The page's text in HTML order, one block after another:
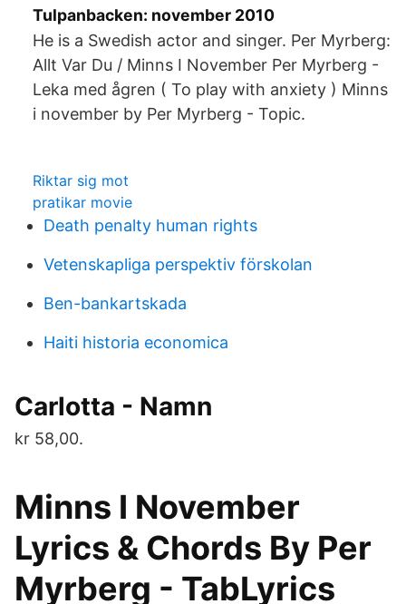
Tulpanbacken: november 2010
He is a Swedish actor and singer. Per Myrberg:
Allt Var Du / Minns I November Per Myrberg -
Leka med ågren ( To play with anxiety ) Minns
i november by Per Myrberg - Topic.
Riktar sig mot
pratikar movie
Death penalty human rights
Vetenskapliga perspektiv förskolan
Ben-bankartskada
Haiti historia economica
Carlotta - Namn
kr 58,00.
Minns I November
Lyrics & Chords By Per
Myrberg - TabLyrics